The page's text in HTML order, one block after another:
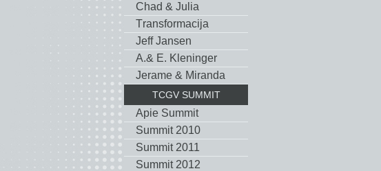
Chad & Julia
Тransformacija
Jeff Jansen
A.& E. Kleninger
Jerame & Miranda
TCGV SUMMIT
Apie Summit
Summit 2010
Summit 2011
Summit 2012